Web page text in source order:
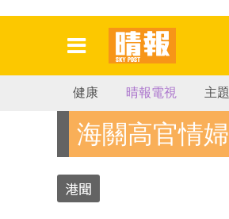
健康 晴報電視 主
海關高官情
港聞